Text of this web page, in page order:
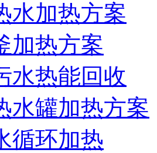
水加热方案
加热方案
水热能回收
水罐加热方案
循环加热